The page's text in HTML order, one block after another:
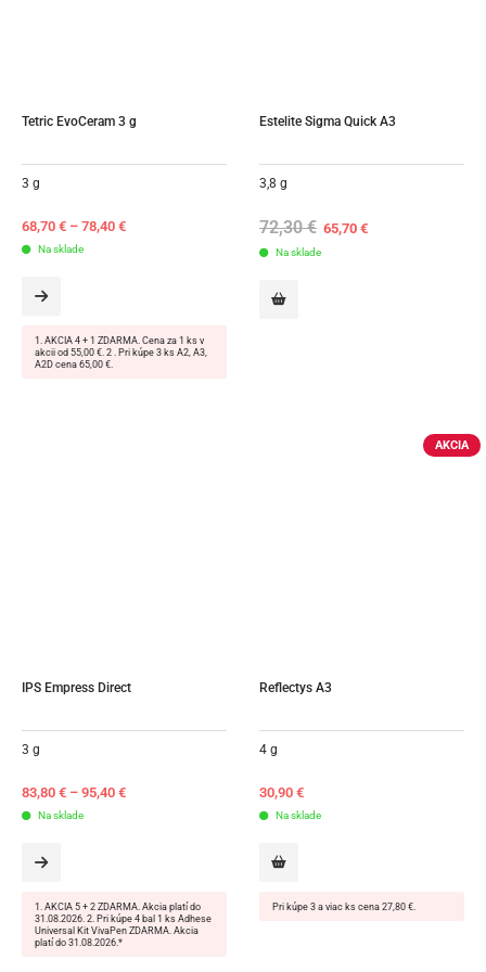
Tetric EvoCeram 3 g
3 g
68,70 € – 78,40 €
Na sklade
1. AKCIA 4 + 1 ZDARMA. Cena za 1 ks v
akcii od 55,00 €. 2 . Pri kúpe 3 ks A2, A3,
A2D cena 65,00 €.
Estelite Sigma Quick A3
3,8 g
72,30€ Original
price
65,70€Current
price
Na sklade
IPS Empress Direct
3 g
83,80 € – 95,40 €
Na sklade
1. AKCIA 5 + 2 ZDARMA. Akcia platí do
31.08.2026. 2. Pri kúpe 4 bal 1 ks Adhese
Universal Kit VivaPen ZDARMA. Akcia
platí do 31.08.2026.*
AKCIA
Reflectys A3
4 g
30,90 €
Na sklade
Pri kúpe 3 a viac ks cena 27,80 €.